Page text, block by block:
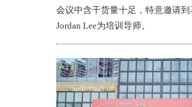
会议中含干货量十足，特意邀请
Jordan Lee为培训导师。